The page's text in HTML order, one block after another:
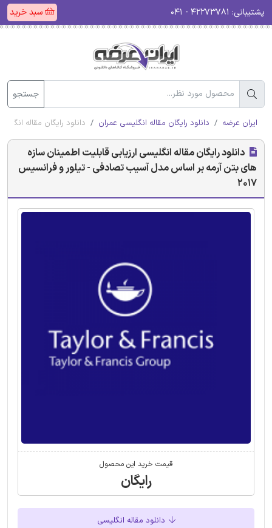
پشتیبانی: سبد خرید
جستجو
ایران عرضه دانلود رایگان مقاله انگلیسی عمران دانلود رایگان مقاله
دانلود رایگان مقاله انگلیسی ارزیابی قابلیت اطمینان سازه
های بتن آرمه بر اساس مدل آسیب تصادفی - تیلور و فرانسیس
2017
قیمت خرید این محصول
رایگان
دانلود مقاله انگلیسی